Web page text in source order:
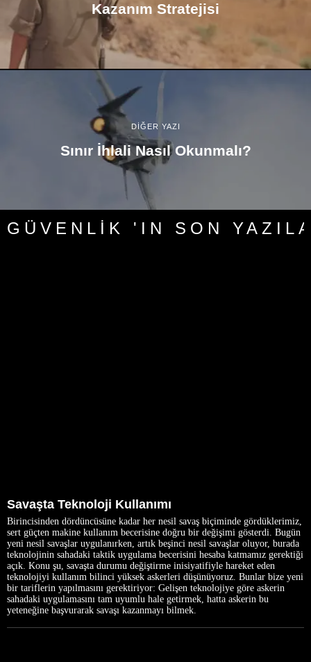
Kazanım Stratejisi
DİĞER YAZI
Sınır İhlali Nasıl Okunmalı?
GÜVENLIK 'IN SON
Savaşta Teknoloji Kullanımı
Birincisinden dördüncüsüne kadar her nesil savaş biçiminde gördüklerimiz,
sert güçten makine kullanım becerisine doğru bir değişimi gösterdi. Bugün
yeni nesil savaşlar uygulanırken, artık beşinci nesil savaşlar oluyor, burada
teknolojinin sahadaki taktik uygulama becerisini hesaba katmamız gerektiği
açık. Konu şu, savaşta durumu değiştirme inisiyatifiyle hareket eden
teknolojiyi kullanım bilinci yüksek askerleri düşünüyoruz. Bunlar bize yeni
bir tariflerin yapılmasını gerektiriyor: Gelişen teknolojiye göre askerin
sahadaki uygulamasını tam uyumlu hale getirmek, hatta askerin bu
yeteneğine başvurarak savaşı kazanmayı bilmek.